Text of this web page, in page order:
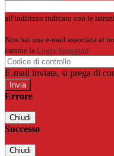
all'indirizzo indicato con le
Non hai una e-mail associata al
tramite la Login Spaggiari
E-mail inviata, si prega di
Errore
Chiudi
Successo
Chiudi